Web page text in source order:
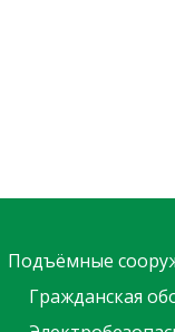
Гражданская
Подъёмные